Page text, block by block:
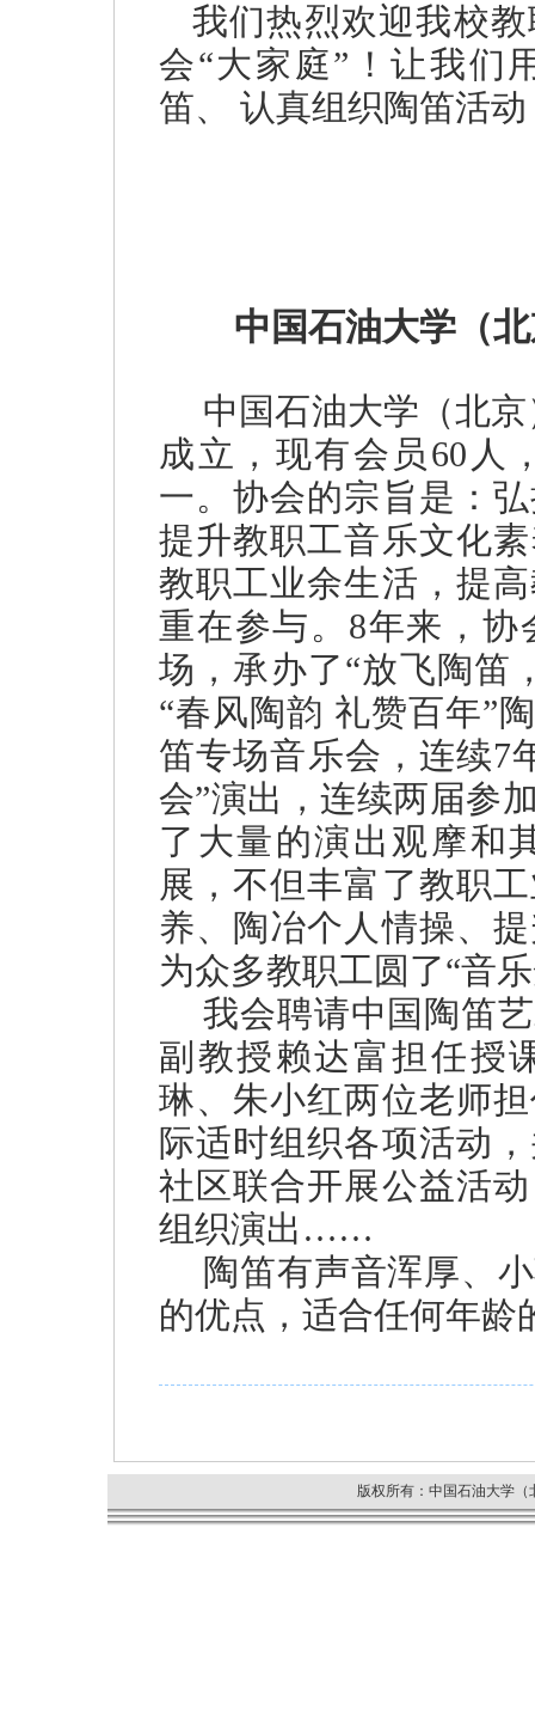
我们热烈欢迎我校
会“大家庭”！让我们
笛、 认真组织陶笛活动
中国石油大学（
中国石油大学（北
成立，现有会员60人
一。协会的宗旨是：
提升教职工音乐文化
教职工业余生活，提
重在参与。8年来，协
场，承办了“放飞陶笛
“春风陶韵 礼赞百年”
笛专场音乐会，连续7
会”演出，连续两届参
了大量的演出观摩和
展，不但丰富了教职
养、陶冶个人情操、
为众多教职工圆了“音
我会聘请中国陶笛
副教授赖达富担任授
琳、朱小红两位老师
际适时组织各项活动
社区联合开展公益活
组织演出……
陶笛有声音浑厚、
的优点，适合任何年龄
版权所有：中国石油大学